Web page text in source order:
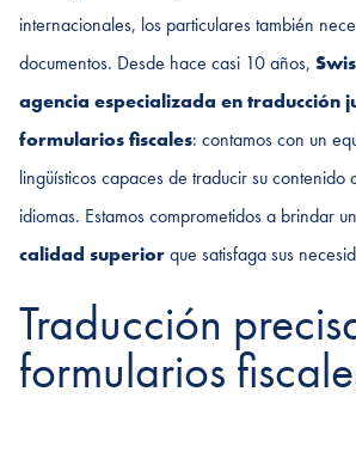
internacionales, los particulares también
documentos. Desde hace casi 10 años,
agencia especializada en traducción
formularios fiscales: contamos con un
lingüísticos capaces de traducir su contenido
idiomas. Estamos comprometidos a brindar un
calidad superiorque satisfaga sus
Traducción
formularios